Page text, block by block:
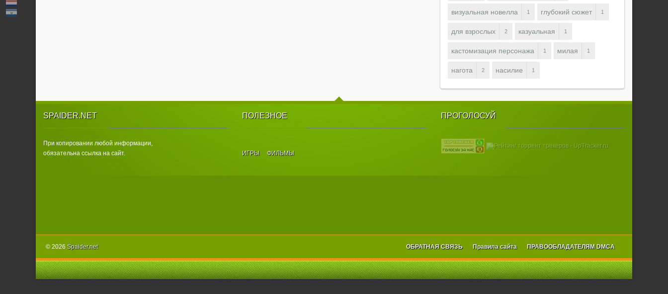
визуальная новелла 1 глубокий сюжет 1
для взрослых 2 казуальная 1
кастомизация персонажа 1 милая 1
нагота 2 насилие 1
SPAIDER.NET
При копировании любой информации,
обязательна ссылка на сайт.
ПОЛЕЗНОЕ
ИГРЫ ФИЛЬМЫ
ПРОГОЛОСУЙ
© 2026 Spаider.net ОБРАТНАЯ СВЯЗЬ Правила сайта ПРАВООБЛАДАТЕЛЯМ DMCA